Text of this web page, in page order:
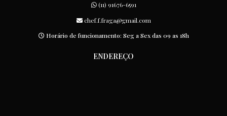
(11) 91676-6591
chef.f.fraga@gmail.com
Horário de funcionamento: Seg a Sex das 09 as 18h
ENDEREÇO